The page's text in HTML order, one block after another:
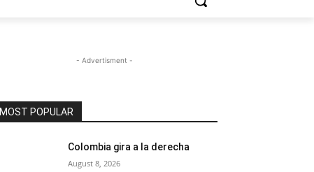
- Advertisment -
MOST POPULAR
Colombia gira a la derecha
August 8, 2026